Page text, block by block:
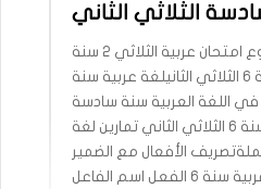
الثلاثي الثاني
امتحان عربية سنة سادسة موضوع امتحان عربية الثلاثي 2 سنة
سادسة ابتدائي تقييم عربية سنة 6 الثلاثي الثانيلغة عربية سنة
الثاني في اللغة العربية سنة سادسة
شاهد أيضا : جميع امتحانات السنة 6 الثلاثي الثاني تمارين لغة
الأفعال مع الضمير
المناسب سنة سادسة لغةعربية سنة 6 الفعل اسم الفاعل